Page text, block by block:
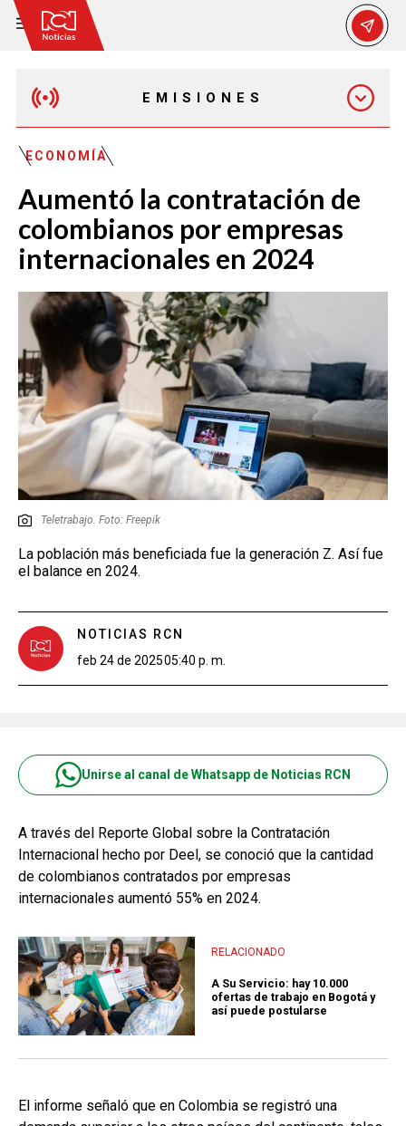
EMISIONES
EMISIÓN 7:00 PM
ECONOMÍA
Aumentó la contratación de
colombianos por empresas
internacionales en 2024
Teletrabajo. Foto: Freepik
La población más beneficiada fue la generación Z. Así fue
el balance en 2024.
NOTICIAS RCN
feb 24 de 202505:40 p. m.
Unirse al canal de Whatsapp de Noticias RCN
A través del Reporte Global sobre la Contratación
Internacional hecho por Deel, se conoció que la cantidad
de colombianos contratados por empresas
internacionales aumentó 55% en 2024.
RELACIONADO
A Su Servicio: hay 10.000
ofertas de trabajo en Bogotá y
así puede postularse
El informe señaló que en Colombia se registró una